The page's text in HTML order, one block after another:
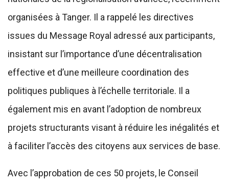
organisées à Tanger. Il a rappelé les directives
issues du Message Royal adressé aux participants,
insistant sur l’importance d’une décentralisation
effective et d’une meilleure coordination des
politiques publiques à l’échelle territoriale. Il a
également mis en avant l’adoption de nombreux
projets structurants visant à réduire les inégalités et
à faciliter l’accès des citoyens aux services de base.
Avec l’approbation de ces 50 projets, le Conseil